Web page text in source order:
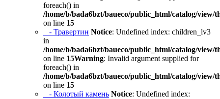
foreach() in
/home/b/bada6bzt/baueco/public_html/catalog/view/
on line 15
- Травертин Notice: Undefined index: children_lv3
in
/home/b/bada6bzt/baueco/public_html/catalog/view/
on line 15Warning: Invalid argument supplied for
foreach() in
/home/b/bada6bzt/baueco/public_html/catalog/view/
on line 15
- Колотый камень Notice: Undefined index: